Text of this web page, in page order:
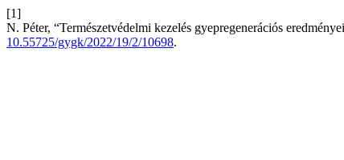
[1]
N. Péter, “Természetvédelmi kezelés gyepregenerációs
10.55725/gygk/2022/19/2/10698.